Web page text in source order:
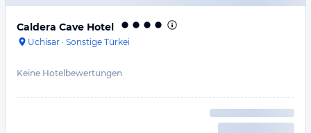
Caldera Cave Hotel
Uchisar · Sonstige Türkei
Keine Hotelbewertungen